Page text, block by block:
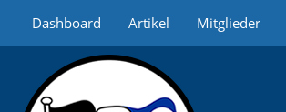
Dashboard Artikel Mitglieder